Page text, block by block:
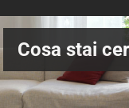
Cosa stai